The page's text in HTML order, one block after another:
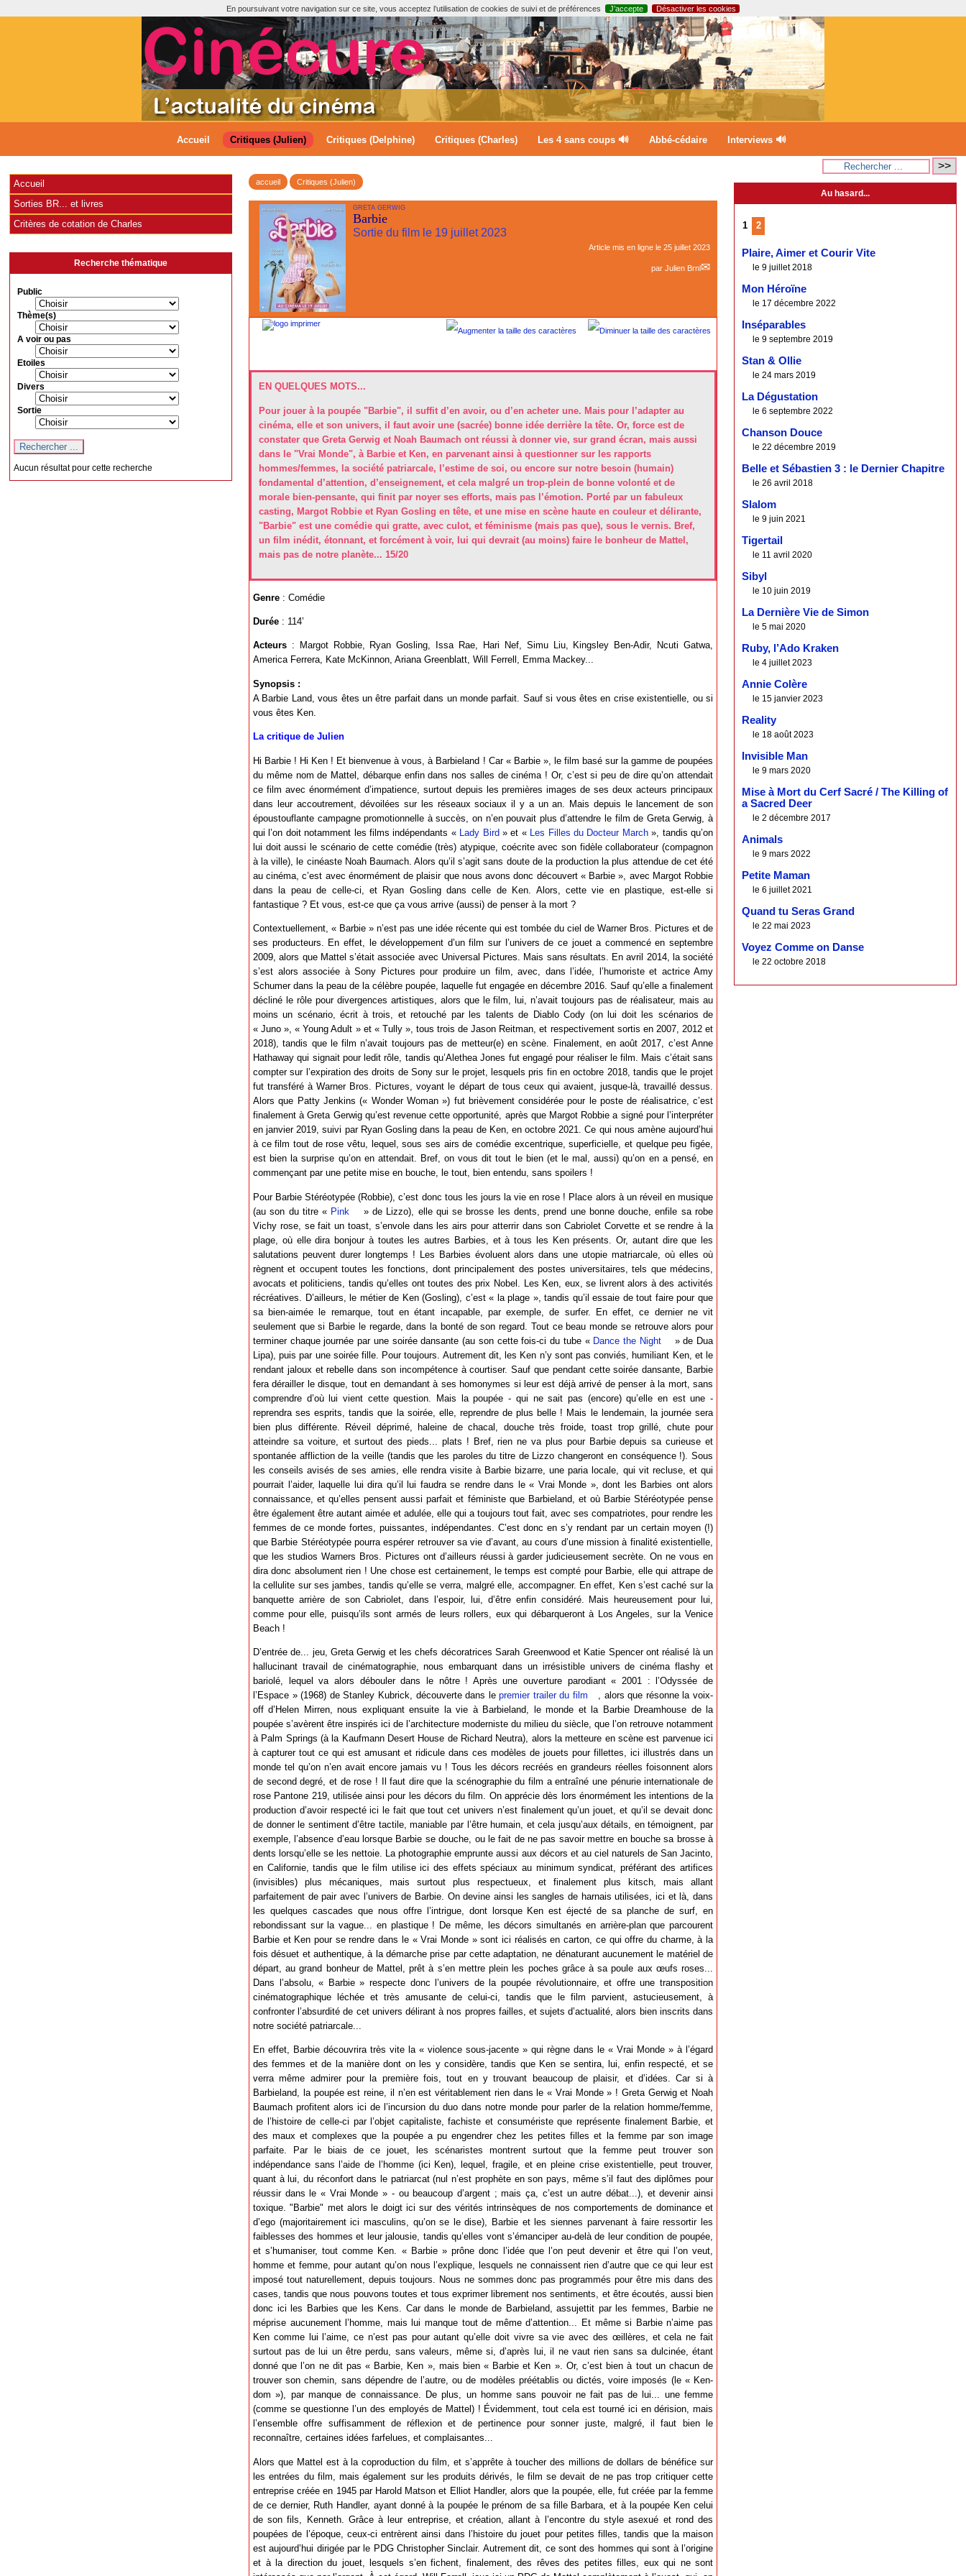
En poursuivant votre navigation sur ce site, vous acceptez l’utilisation de cookies de suivi et de préférences J’accepte Désactiver les cookies
Accueil Critiques (Julien) Critiques (Delphine) Critiques (Charles) Les 4 sans coups 🔊 Abbé-cédaire Interviews 🔊
accueil Critiques (Julien)
GRETA GERWIG
Barbie
Sortie du film le 19 juillet 2023
Article mis en ligne le 25 juillet 2023
par Julien Brnl
EN QUELQUES MOTS...
Pour jouer à la poupée "Barbie", il suffit d’en avoir, ou d’en acheter une. Mais pour l’adapter au
cinéma, elle et son univers, il faut avoir une (sacrée) bonne idée derrière la tête. Or, force est de
constater que Greta Gerwig et Noah Baumach ont réussi à donner vie, sur grand écran, mais aussi
dans le "Vrai Monde", à Barbie et Ken, en parvenant ainsi à questionner sur les rapports
hommes/femmes, la société patriarcale, l’estime de soi, ou encore sur notre besoin (humain)
fondamental d’attention, d’enseignement, et cela malgré un trop-plein de bonne volonté et de
morale bien-pensante, qui finit par noyer ses efforts, mais pas l’émotion. Porté par un fabuleux
casting, Margot Robbie et Ryan Gosling en tête, et une mise en scène haute en couleur et délirante,
"Barbie" est une comédie qui gratte, avec culot, et féminisme (mais pas que), sous le vernis. Bref,
un film inédit, étonnant, et forcément à voir, lui qui devrait (au moins) faire le bonheur de Mattel,
mais pas de notre planète... 15/20
Genre : Comédie
Durée : 114’
Acteurs : Margot Robbie, Ryan Gosling, Issa Rae, Hari Nef, Simu Liu, Kingsley Ben-Adir, Ncuti Gatwa,
America Ferrera, Kate McKinnon, Ariana Greenblatt, Will Ferrell, Emma Mackey...
Synopsis :
A Barbie Land, vous êtes un être parfait dans un monde parfait. Sauf si vous êtes en crise existentielle, ou si
vous êtes Ken.
La critique de Julien
Hi Barbie ! Hi Ken ! Et bienvenue à vous, à Barbieland ! Car « Barbie », le film basé sur la gamme de poupées
du même nom de Mattel, débarque enfin dans nos salles de cinéma ! Or, c’est si peu de dire qu’on attendait
ce film avec énormément d’impatience, surtout depuis les premières images de ses deux acteurs principaux
dans leur accoutrement, dévoilées sur les réseaux sociaux il y a un an. Mais depuis le lancement de son
époustouflante campagne promotionnelle à succès, on n’en pouvait plus d’attendre le film de Greta Gerwig, à
qui l’on doit notamment les films indépendants « Lady Bird» et « Les Filles du Docteur March», tandis qu’on
lui doit aussi le scénario de cette comédie (très) atypique, coécrite avec son fidèle collaborateur (compagnon
à la ville), le cinéaste Noah Baumach. Alors qu’il s’agit sans doute de la production la plus attendue de cet été
au cinéma, c’est avec énormément de plaisir que nous avons donc découvert « Barbie », avec Margot Robbie
dans la peau de celle-ci, et Ryan Gosling dans celle de Ken. Alors, cette vie en plastique, est-elle si
fantastique ? Et vous, est-ce que ça vous arrive (aussi) de penser à la mort ?
Contextuellement, « Barbie » n’est pas une idée récente qui est tombée du ciel de Warner Bros. Pictures et de
ses producteurs. En effet, le développement d’un film sur l’univers de ce jouet a commencé en septembre
2009, alors que Mattel s’était associée avec Universal Pictures. Mais sans résultats. En avril 2014, la société
s’est alors associée à Sony Pictures pour produire un film, avec, dans l’idée, l’humoriste et actrice Amy
Schumer dans la peau de la célèbre poupée, laquelle fut engagée en décembre 2016. Sauf qu’elle a finalement
décliné le rôle pour divergences artistiques, alors que le film, lui, n’avait toujours pas de réalisateur, mais au
moins un scénario, écrit à trois, et retouché par les talents de Diablo Cody (on lui doit les scénarios de
« Juno », « Young Adult » et « Tully », tous trois de Jason Reitman, et respectivement sortis en 2007, 2012 et
2018), tandis que le film n’avait toujours pas de metteur(e) en scène. Finalement, en août 2017, c’est Anne
Hathaway qui signait pour ledit rôle, tandis qu’Alethea Jones fut engagé pour réaliser le film. Mais c’était sans
compter sur l’expiration des droits de Sony sur le projet, lesquels pris fin en octobre 2018, tandis que le projet
fut transféré à Warner Bros. Pictures, voyant le départ de tous ceux qui avaient, jusque-là, travaillé dessus.
Alors que Patty Jenkins (« Wonder Woman ») fut brièvement considérée pour le poste de réalisatrice, c’est
finalement à Greta Gerwig qu’est revenue cette opportunité, après que Margot Robbie a signé pour l’interpréter
en janvier 2019, suivi par Ryan Gosling dans la peau de Ken, en octobre 2021. Ce qui nous amène aujourd’hui
à ce film tout de rose vêtu, lequel, sous ses airs de comédie excentrique, superficielle, et quelque peu figée,
est bien la surprise qu’on en attendait. Bref, on vous dit tout le bien (et le mal, aussi) qu’on en a pensé, en
commençant par une petite mise en bouche, le tout, bien entendu, sans spoilers !
Pour Barbie Stéréotypée (Robbie), c’est donc tous les jours la vie en rose ! Place alors à un réveil en musique
(au son du titre « Pink
» de Lizzo), elle qui se brosse les dents, prend une bonne douche, enfile sa robe
Vichy rose, se fait un toast, s’envole dans les airs pour atterrir dans son Cabriolet Corvette et se rendre à la
plage, où elle dira bonjour à toutes les autres Barbies, et à tous les Ken présents. Or, autant dire que les
salutations peuvent durer longtemps ! Les Barbies évoluent alors dans une utopie matriarcale, où elles où
règnent et occupent toutes les fonctions, dont principalement des postes universitaires, tels que médecins,
avocats et politiciens, tandis qu’elles ont toutes des prix Nobel. Les Ken, eux, se livrent alors à des activités
récréatives. D’ailleurs, le métier de Ken (Gosling), c’est « la plage », tandis qu’il essaie de tout faire pour que
sa bien-aimée le remarque, tout en étant incapable, par exemple, de surfer. En effet, ce dernier ne vit
seulement que si Barbie le regarde, dans la bonté de son regard. Tout ce beau monde se retrouve alors pour
terminer chaque journée par une soirée dansante (au son cette fois-ci du tube « Dance the Night
» de Dua
Lipa), puis par une soirée fille. Pour toujours. Autrement dit, les Ken n’y sont pas conviés, humiliant Ken, et le
rendant jaloux et rebelle dans son incompétence à courtiser. Sauf que pendant cette soirée dansante, Barbie
fera dérailler le disque, tout en demandant à ses homonymes si leur est déjà arrivé de penser à la mort, sans
comprendre d’où lui vient cette question. Mais la poupée - qui ne sait pas (encore) qu’elle en est une -
reprendra ses esprits, tandis que la soirée, elle, reprendre de plus belle ! Mais le lendemain, la journée sera
bien plus différente. Réveil déprimé, haleine de chacal, douche très froide, toast trop grillé, chute pour
atteindre sa voiture, et surtout des pieds... plats ! Bref, rien ne va plus pour Barbie depuis sa curieuse et
spontanée affliction de la veille (tandis que les paroles du titre de Lizzo changeront en conséquence !). Sous
les conseils avisés de ses amies, elle rendra visite à Barbie bizarre, une paria locale, qui vit recluse, et qui
pourrait l’aider, laquelle lui dira qu’il lui faudra se rendre dans le « Vrai Monde », dont les Barbies ont alors
connaissance, et qu’elles pensent aussi parfait et féministe que Barbieland, et où Barbie Stéréotypée pense
être également être autant aimée et adulée, elle qui a toujours tout fait, avec ses compatriotes, pour rendre les
femmes de ce monde fortes, puissantes, indépendantes. C’est donc en s’y rendant par un certain moyen (!)
que Barbie Stéréotypée pourra espérer retrouver sa vie d’avant, au cours d’une mission à finalité existentielle,
que les studios Warners Bros. Pictures ont d’ailleurs réussi à garder judicieusement secrète. On ne vous en
dira donc absolument rien ! Une chose est certainement, le temps est compté pour Barbie, elle qui attrape de
la cellulite sur ses jambes, tandis qu’elle se verra, malgré elle, accompagner. En effet, Ken s’est caché sur la
banquette arrière de son Cabriolet, dans l’espoir, lui, d’être enfin considéré. Mais heureusement pour lui,
comme pour elle, puisqu’ils sont armés de leurs rollers, eux qui débarqueront à Los Angeles, sur la Venice
Beach !
D’entrée de... jeu, Greta Gerwig et les chefs décoratrices Sarah Greenwood et Katie Spencer ont réalisé là un
hallucinant travail de cinématographie, nous embarquant dans un irrésistible univers de cinéma flashy et
bariolé, lequel va alors débouler dans le nôtre ! Après une ouverture parodiant « 2001 : l’Odyssée de
l’Espace » (1968) de Stanley Kubrick, découverte dans lepremier trailer du film
, alors que résonne la voix-
off d’Helen Mirren, nous expliquant ensuite la vie à Barbieland, le monde et la Barbie Dreamhouse de la
poupée s’avèrent être inspirés ici de l’architecture moderniste du milieu du siècle, que l’on retrouve notamment
à Palm Springs (à la Kaufmann Desert House de Richard Neutra), alors la metteure en scène est parvenue ici
à capturer tout ce qui est amusant et ridicule dans ces modèles de jouets pour fillettes, ici illustrés dans un
monde tel qu’on n’en avait encore jamais vu ! Tous les décors recréés en grandeurs réelles foisonnent alors
de second degré, et de rose ! Il faut dire que la scénographie du film a entraîné une pénurie internationale de
rose Pantone 219, utilisée ainsi pour les décors du film. On apprécie dès lors énormément les intentions de la
production d’avoir respecté ici le fait que tout cet univers n’est finalement qu’un jouet, et qu’il se devait donc
de donner le sentiment d’être tactile, maniable par l’être humain, et cela jusqu’aux détails, en témoignent, par
exemple, l’absence d’eau lorsque Barbie se douche, ou le fait de ne pas savoir mettre en bouche sa brosse à
dents lorsqu’elle se les nettoie. La photographie emprunte aussi aux décors et au ciel naturels de San Jacinto,
en Californie, tandis que le film utilise ici des effets spéciaux au minimum syndicat, préférant des artifices
(invisibles) plus mécaniques, mais surtout plus respectueux, et finalement plus kitsch, mais allant
parfaitement de pair avec l’univers de Barbie. On devine ainsi les sangles de harnais utilisées, ici et là, dans
les quelques cascades que nous offre l’intrigue, dont lorsque Ken est éjecté de sa planche de surf, en
rebondissant sur la vague... en plastique ! De même, les décors simultanés en arrière-plan que parcourent
Barbie et Ken pour se rendre dans le « Vrai Monde » sont ici réalisés en carton, ce qui offre du charme, à la
fois désuet et authentique, à la démarche prise par cette adaptation, ne dénaturant aucunement le matériel de
départ, au grand bonheur de Mattel, prêt à s’en mettre plein les poches grâce à sa poule aux œufs roses...
Dans l’absolu, « Barbie » respecte donc l’univers de la poupée révolutionnaire, et offre une transposition
cinématographique léchée et très amusante de celui-ci, tandis que le film parvient, astucieusement, à
confronter l’absurdité de cet univers délirant à nos propres failles, et sujets d’actualité, alors bien inscrits dans
notre société patriarcale...
En effet, Barbie découvrira très vite la « violence sous-jacente » qui règne dans le « Vrai Monde » à l’égard
des femmes et de la manière dont on les y considère, tandis que Ken se sentira, lui, enfin respecté, et se
verra même admirer pour la première fois, tout en y trouvant beaucoup de plaisir, et d’idées. Car si à
Barbieland, la poupée est reine, il n’en est véritablement rien dans le « Vrai Monde » ! Greta Gerwig et Noah
Baumach profitent alors ici de l’incursion du duo dans notre monde pour parler de la relation homme/femme,
de l’histoire de celle-ci par l’objet capitaliste, fachiste et consumériste que représente finalement Barbie, et
des maux et complexes que la poupée a pu engendrer chez les petites filles et la femme par son image
parfaite. Par le biais de ce jouet, les scénaristes montrent surtout que la femme peut trouver son
indépendance sans l’aide de l’homme (ici Ken), lequel, fragile, et en pleine crise existentielle, peut trouver,
quant à lui, du réconfort dans le patriarcat (nul n’est prophète en son pays, même s’il faut des diplômes pour
réussir dans le « Vrai Monde » - ou beaucoup d’argent ; mais ça, c’est un autre débat...), et devenir ainsi
toxique. "Barbie" met alors le doigt ici sur des vérités intrinsèques de nos comportements de dominance et
d’ego (majoritairement ici masculins, qu’on se le dise), Barbie et les siennes parvenant à faire ressortir les
faiblesses des hommes et leur jalousie, tandis qu’elles vont s’émanciper au-delà de leur condition de poupée,
et s’humaniser, tout comme Ken. « Barbie » prône donc l’idée que l’on peut devenir et être qui l’on veut,
homme et femme, pour autant qu’on nous l’explique, lesquels ne connaissent rien d’autre que ce qui leur est
imposé tout naturellement, depuis toujours. Nous ne sommes donc pas programmés pour être mis dans des
cases, tandis que nous pouvons toutes et tous exprimer librement nos sentiments, et être écoutés, aussi bien
donc ici les Barbies que les Kens. Car dans le monde de Barbieland, assujettit par les femmes, Barbie ne
méprise aucunement l’homme, mais lui manque tout de même d’attention... Et même si Barbie n’aime pas
Ken comme lui l’aime, ce n’est pas pour autant qu’elle doit vivre sa vie avec des œillères, et cela ne fait
surtout pas de lui un être perdu, sans valeurs, même si, d’après lui, il ne vaut rien sans sa dulcinée, étant
donné que l’on ne dit pas « Barbie, Ken », mais bien « Barbie et Ken ». Or, c’est bien à tout un chacun de
trouver son chemin, sans dépendre de l’autre, ou de modèles préétablis ou dictés, voire imposés (le « Ken-
dom »), par manque de connaissance. De plus, un homme sans pouvoir ne fait pas de lui... une femme
(comme se questionne l’un des employés de Mattel) ! Évidemment, tout cela est tourné ici en dérision, mais
l’ensemble offre suffisamment de réflexion et de pertinence pour sonner juste, malgré, il faut bien le
reconnaître, certaines idées farfelues, et complaisantes...
Alors que Mattel est à la coproduction du film, et s’apprête à toucher des millions de dollars de bénéfice sur
les entrées du film, mais également sur les produits dérivés, le film se devait de ne pas trop critiquer cette
entreprise créée en 1945 par Harold Matson et Elliot Handler, alors que la poupée, elle, fut créée par la femme
de ce dernier, Ruth Handler, ayant donné à la poupée le prénom de sa fille Barbara, et à la poupée Ken celui
de son fils, Kenneth. Grâce à leur entreprise, et création, allant à l’encontre du style asexué et rond des
poupées de l’époque, ceux-ci entrèrent ainsi dans l’histoire du jouet pour petites filles, tandis que la maison
est aujourd’hui dirigée par le PDG Christopher Sinclair. Autrement dit, ce sont des hommes qui sont à l’origine
et à la direction du jouet, lesquels s’en fichent, finalement, des rêves des petites filles, eux qui ne sont
Accueil
Sorties BR... et livres
Critères de cotation de Charles
Recherche thématique
Public
Thème(s)
A voir ou pas
Etoiles
Divers
Sortie
Aucun résultat pour cette recherche
Au hasard...
1 2
Plaire, Aimer et Courir Vite
le 9 juillet 2018
Mon Héroïne
le 17 décembre 2022
Inséparables
le 9 septembre 2019
Stan & Ollie
le 24 mars 2019
La Dégustation
le 6 septembre 2022
Chanson Douce
le 22 décembre 2019
Belle et Sébastien 3 : le Dernier Chapitre
le 26 avril 2018
Slalom
le 9 juin 2021
Tigertail
le 11 avril 2020
Sibyl
le 10 juin 2019
La Dernière Vie de Simon
le 5 mai 2020
Ruby, l’Ado Kraken
le 4 juillet 2023
Annie Colère
le 15 janvier 2023
Reality
le 18 août 2023
Invisible Man
le 9 mars 2020
Mise à Mort du Cerf Sacré / The Killing of
a Sacred Deer
le 2 décembre 2017
Animals
le 9 mars 2022
Petite Maman
le 6 juillet 2021
Quand tu Seras Grand
le 22 mai 2023
Voyez Comme on Danse
le 22 octobre 2018